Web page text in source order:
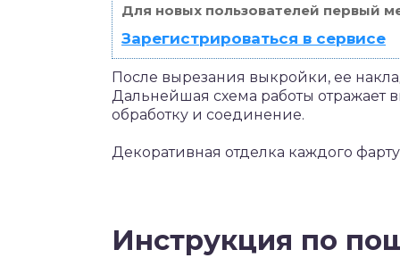
Для новых пользователей первый
Зарегистрироваться в сервисе
После вырезания выкройки, ее
Дальнейшая схема работы отражает
обработку и соединение.
Декоративная отделка каждого
Инструкция по